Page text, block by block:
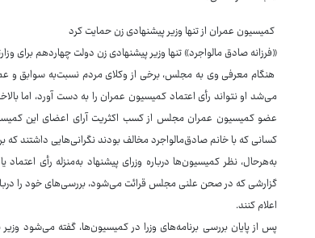
کمیسیون عمران از تنها وزیر پیشنهادی زن حمایت کرد
«فرزانه صادق مالواجرد» تنها وزیر پیشنهادی زن دولت چهاردهم برای
هنگام معرفی وی به مجلس، برخی از وکلای مردم نسبت‌به سوابق و
عضو کمیسیون عمران مجلس از کسب اکثریت آرای اعضای این
کسانی که با خانم صادق‌مالواجرد مخالف بودند نگرانی‌هایی داشتند
به‌هرحال، نظر کمیسیون‌ها درباره وزرای پیشنهاد به‌منزله رأی
گزارشی که در صحن علنی مجلس قرائت می‌شود، بررسی‌های خود را درباره
اعلام کنند.
پس از پایان بررسی برنامه‌های وزرا در کمیسیون‌ها، گفته می‌شود